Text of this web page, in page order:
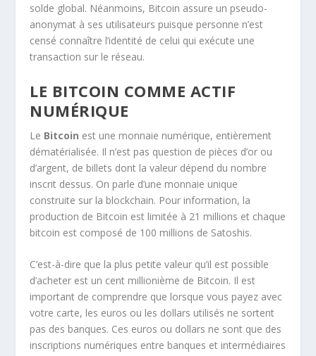
solde global. Néanmoins, Bitcoin assure un pseudo-
anonymat à ses utilisateurs puisque personne n’est
censé connaître l’identité de celui qui exécute une
transaction sur le réseau.
LE BITCOIN COMME ACTIF
NUMÉRIQUE
Le Bitcoin est une monnaie numérique, entièrement
dématérialisée. Il n’est pas question de pièces d’or ou
d’argent, de billets dont la valeur dépend du nombre
inscrit dessus. On parle d’une monnaie unique
construite sur la blockchain. Pour information, la
production de Bitcoin est limitée à 21 millions et chaque
bitcoin est composé de 100 millions de Satoshis.
C’est-à-dire que la plus petite valeur qu’il est possible
d’acheter est un cent millionième de Bitcoin. Il est
important de comprendre que lorsque vous payez avec
votre carte, les euros ou les dollars utilisés ne sortent
pas des banques. Ces euros ou dollars ne sont que des
inscriptions numériques entre banques et intermédiaires